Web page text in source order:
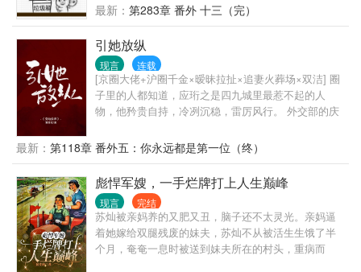
的为甘蔗地浇水。 夏黎靠着玻璃瓶子、注射器弄出自
痛。 夏梨用一点儿盐和碳粉做成干电池，用上免费电
灯。 队员们：不行！！！夏黎必须得好好亲近！ 夏
黎：谢邀，已被特招入伍，目前在“国家队”。 —— 海
军陆战队最冷漠、禁欲，无人敢亲近的军官陆定远，
第一次见未来媳妇，她在和人贩子买孩子（误）。 第
妇，她在帮特务修无线电发射台（误）。 陆定远：
…… 后来：真香！
渣攻的悔意值为计量单位，每积
最新： 第283章 番外 十三（完）
引她放纵
现言 连载
[京圈大佬+沪圈千金×暧昧拉扯×追妻火葬场×双洁] 圈
子里的人都知道，应珩之是四九城里最惹不起的人
物，他矜贵自持，冷冽沉稳，雷厉风行。 外交部的庆
姗姗来迟，却坐在全场的主位上，连翻译司司长对他
都毕恭毕敬。 周惜装作不认识他，面带笑容，敬了他
一杯酒。 他气场凌然，嗓音低沉慵懒，“章老带的学生
不会错的。” 宴会结束，他们心照不宣的进了1308的房
门。 — 待周惜意识到事情脱轨时，果断提出停止他们
之间的关系。 应珩之指腹缓缓摩挲她的下巴，面色冷
漠，声音暗哑像是压着怒火，“你把我当做什么？” 周
惜扭头，语气平静，“枕边挚友而已。” 他怒极反笑，
最新： 第118章 番外五：你永远都是第一位（终）
彪悍军嫂，一手烂牌打上人生巅峰
现言 完结
苏灿被亲妈养的又肥又丑，脑子还不太灵光。亲妈逼
着她嫁给双腿残废的妹夫，苏灿不从被活生生饿了半
个月，奄奄一息时被送到妹夫所在的村头，重病而